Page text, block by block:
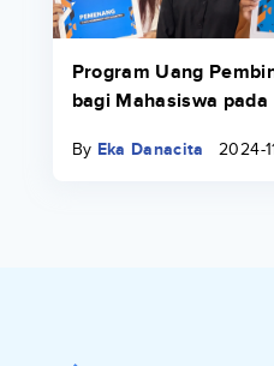
Program Uang
bagi Mahasiswa
By Eka Danacita 2024-